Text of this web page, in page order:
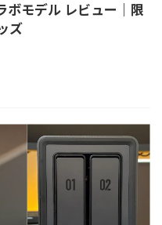
モデル レビュー｜限
ズ